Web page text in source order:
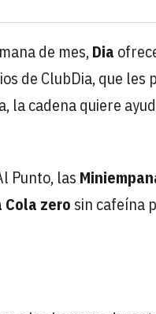
de mes,Dia
de ClubDia, que les
la cadena quiere
Punto, las
Cola zero sin cafeína